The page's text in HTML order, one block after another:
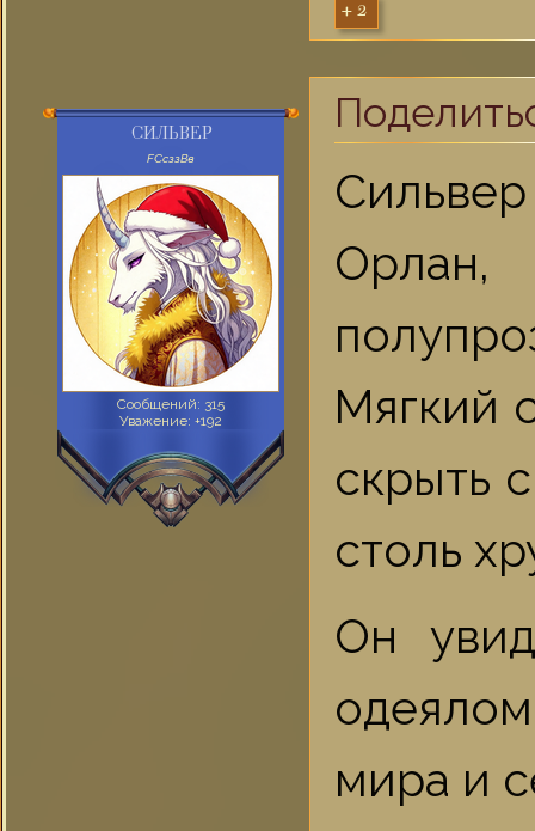
+2
СИЛЬВЕР
FСсззВв
Сообщений: 315
Уважение: +192
Мягкий
скрыть
столь
Он
мира и